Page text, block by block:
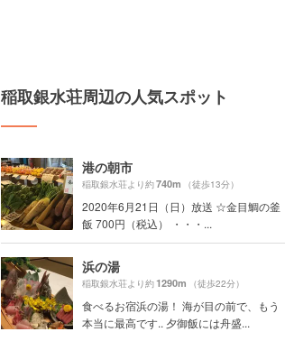
稲取銀水荘周辺の人気スポット
港の朝市
稲取銀水荘より約740m （徒歩13分）
2020年6月21日（日）放送 ☆金目鯛の釜
飯 700円（税込） ・・・...
浜の湯
稲取銀水荘より約1290m （徒歩22分）
食べるお宿浜の湯！ 海が目の前で、もう
本当に最高です.. 夕御飯には舟盛...